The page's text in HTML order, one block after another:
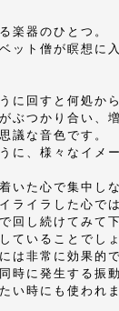
楽器のひとつ。
ット僧が瞑想に
に回すと何処か
ぶつかり合い、
議な音色です。
に、様々なイメ
いた心で集中し
ライラした心で
回し続けてみて
ていることでしょ
は非常に効果的で
時に発生する振
い時にも使われま